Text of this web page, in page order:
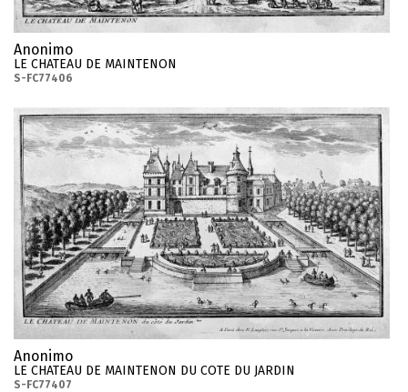
Anonimo
LE CHATEAU DE MAINTENON
S-FC77406
Anonimo
LE CHATEAU DE MAINTENON DU COTE DU JARDIN
S-FC77407